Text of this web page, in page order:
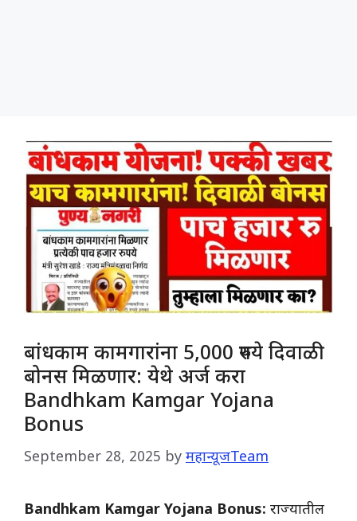
बांधकाम कामगारांना 5,000 रुपये दिवाळी
बोनस मिळणार: येथे अर्ज करा
Bandhkam Kamgar Yojana
Bonus
September 28, 2025 by महान्यूजTeam
Bandhkam Kamgar Yojana Bonus: राज्यातील